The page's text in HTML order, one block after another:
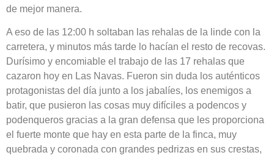
de mejor manera.
A eso de las 12:00 h soltaban las rehalas de la linde con la
carretera, y minutos más tarde lo hacían el resto de recovas.
Durísimo y encomiable el trabajo de las 17 rehalas que
cazaron hoy en Las Navas. Fueron sin duda los auténticos
protagonistas del día junto a los jabalíes, los enemigos a
batir, que pusieron las cosas muy difíciles a podencos y
podenqueros gracias a la gran defensa que les proporciona
el fuerte monte que hay en esta parte de la finca, muy
quebrada y coronada con grandes pedrizas en sus crestas,